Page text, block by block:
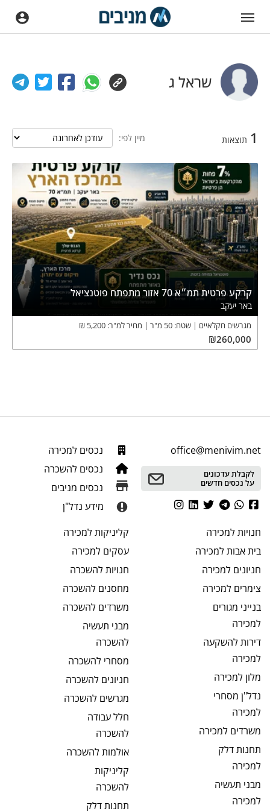
שראל ג
1 תוצאות מיין לפי:
קרקע פרטית תמ״א 70 אזור מתפתח פוטנציאל
באר יעקב
מגרשים חקלאיים שטח: 50 מ"ר מחיר למ"ר: 5,200
₪
₪260,000
office@menivim.net
לקבלת עדכונים
על נכסים חדשים
נכסים למכירה
נכסים להשכרה
נכסים מניבים
מידע נדל"ן
חנויותלמכירה
בית אבותלמכירה
חניונים למכירה
צימרים למכירה
בנייני מגורים
למכירה
דירות להשקעה
למכירה
מלון למכירה
נדל"ן מסחרי
למכירה
משרדים למכירה
תחנות דלק
למכירה
מבני תעשיה
למכירה
קליניקותלמכירה
עסקים למכירה
חנויותלהשכרה
מחסנים להשכרה
משרדים להשכרה
מבני תעשיה
להשכרה
מסחרי להשכרה
חניונים להשכרה
מגרשים להשכרה
חלל עבודה
להשכרה
אולמותלהשכרה
קליניקות
להשכרה
תחנות דלק